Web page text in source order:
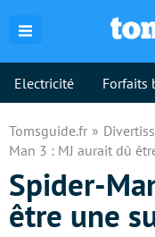
Electricité Forfaits
Tomsguide.fr
Man 3 : MJ aurait dû
Spider-
être une